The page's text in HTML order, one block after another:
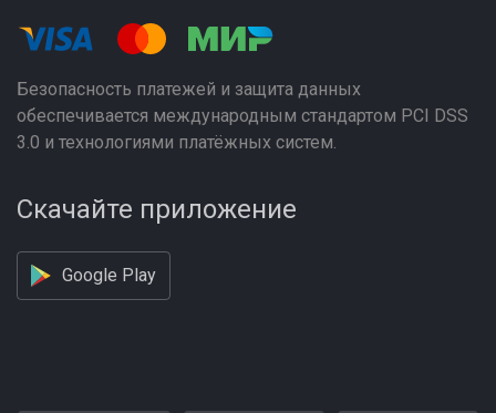
Безопасность платежей и защита данных
обеспечивается международным стандартом PCI DSS
3.0 и технологиями платёжных систем.
Скачайте приложение
Google Play